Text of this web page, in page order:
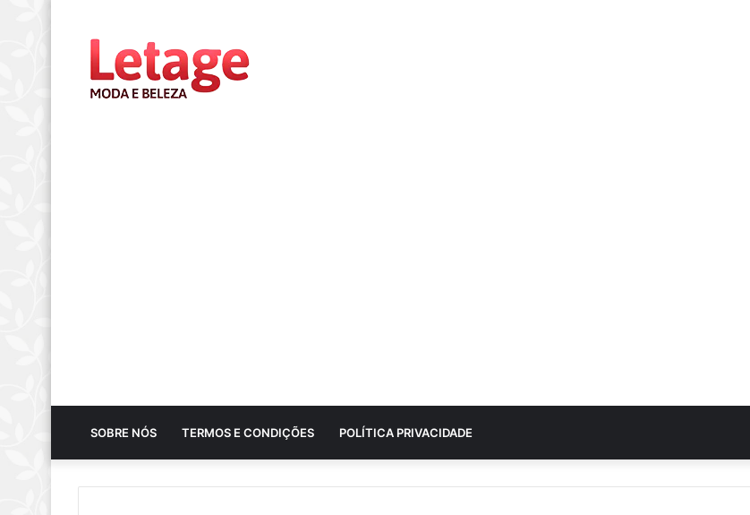
SOBRE NÓS TERMOS E CONDIÇÕES POLÍTICA PRIVACIDADE